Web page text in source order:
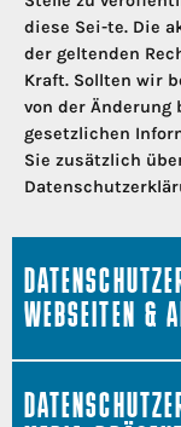
diese Sei-te. Die
der geltenden
Kraft. Sollten wir
von der
gesetzlichen
Sie zusätzlich
WEBSEITEN &